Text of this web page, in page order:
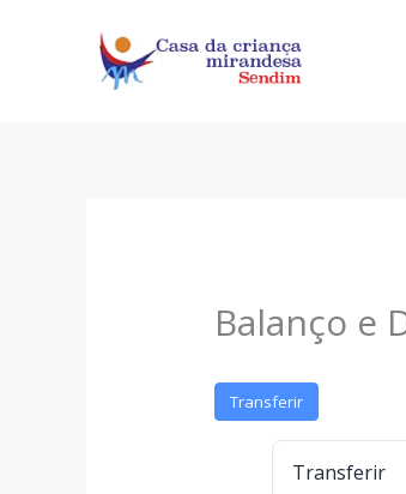
Balanço e
Transferir
Transferir